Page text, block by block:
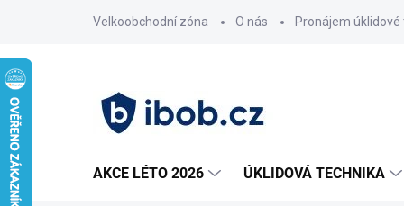
Velkoobchodní zóna O nás Pronájem
AKCE LÉTO 2026 ÚKLIDOVÁ TECHNIKA